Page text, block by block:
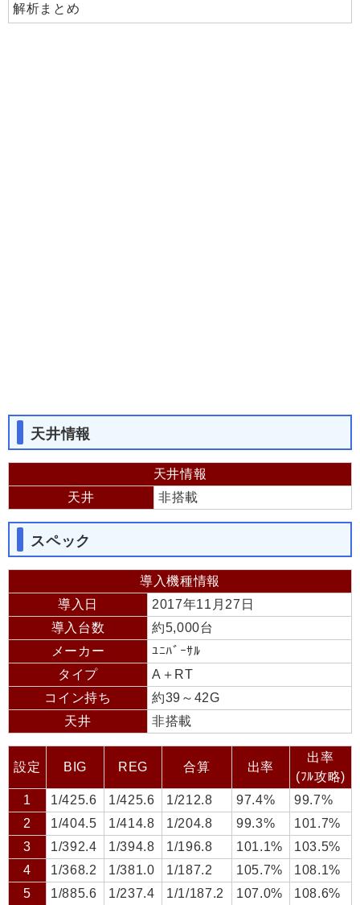
解析まとめ
天井情報
天井情報
天井
非搭載
スペック
導入機種情報
導入日
2017年11月27日
導入台数
約5,000台
メーカー
ﾕﾆﾊﾞｰｻﾙ
タイプ
A＋RT
コイン持ち
約39～42G
天井
非搭載
設定 BIG REG 合算 出率
出率
(ﾌﾙ攻略)
1
1/425.6 1/425.6 1/212.8 97.4%
99.7%
2
1/404.5 1/414.8 1/204.8 99.3%
101.7%
3
1/392.4 1/394.8 1/196.8 101.1%
103.5%
4
1/368.2 1/381.0 1/187.2 105.7%
108.1%
5
1/885.6 1/237.4 1/1/187.2 107.0% 108.6%